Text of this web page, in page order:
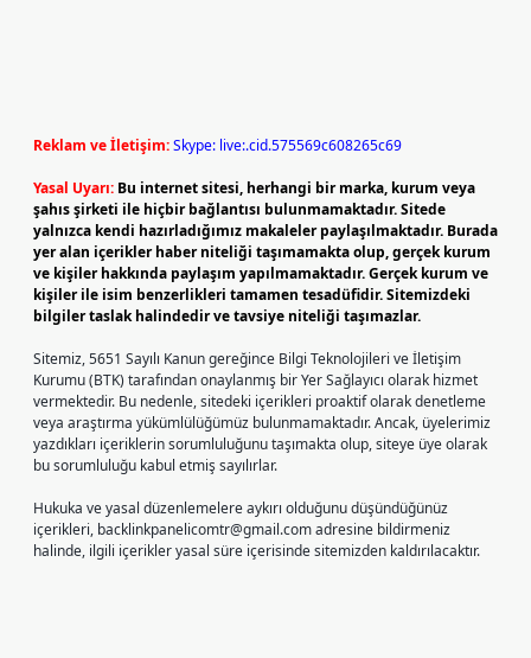
Reklam ve İletişim:Skype: live:.cid.575569c608265c69
Yasal Uyarı: Bu internet sitesi, herhangi bir marka, kurum veya
şahıs şirketi ile hiçbir bağlantısı bulunmamaktadır. Sitede
yalnızca kendi hazırladığımız makaleler paylaşılmaktadır. Burada
yer alan içerikler haber niteliği taşımamakta olup, gerçek kurum
ve kişiler hakkında paylaşım yapılmamaktadır. Gerçek kurum ve
kişiler ile isim benzerlikleri tamamen tesadüfidir. Sitemizdeki
bilgiler taslak halindedir ve tavsiye niteliği taşımazlar.
Sitemiz, 5651 Sayılı Kanun gereğince Bilgi Teknolojileri ve İletişim
Kurumu (BTK) tarafından onaylanmış bir Yer Sağlayıcı olarak hizmet
vermektedir. Bu nedenle, sitedeki içerikleri proaktif olarak denetleme
veya araştırma yükümlülüğümüz bulunmamaktadır. Ancak, üyelerimiz
yazdıkları içeriklerin sorumluluğunu taşımakta olup, siteye üye olarak
bu sorumluluğu kabul etmiş sayılırlar.
Hukuka ve yasal düzenlemelere aykırı olduğunu düşündüğünüz
içerikleri, backlinkpanelicomtr@gmail.comadresine bildirmeniz
halinde, ilgili içerikler yasal süre içerisinde sitemizden kaldırılacaktır.